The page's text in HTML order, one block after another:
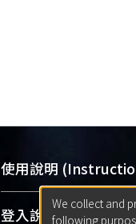
使用說明
網站簡介
登入說明 (Sign-in)
We collect and
following